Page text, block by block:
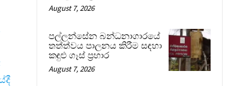
August 7, 2026
පල්ලන්සේන බන්ධනාගාරයේ
තත්ත්වය පාලනය කිරීම සඳහා
කඳුළු ගෑස් ප්‍රහාර
August 7, 2026